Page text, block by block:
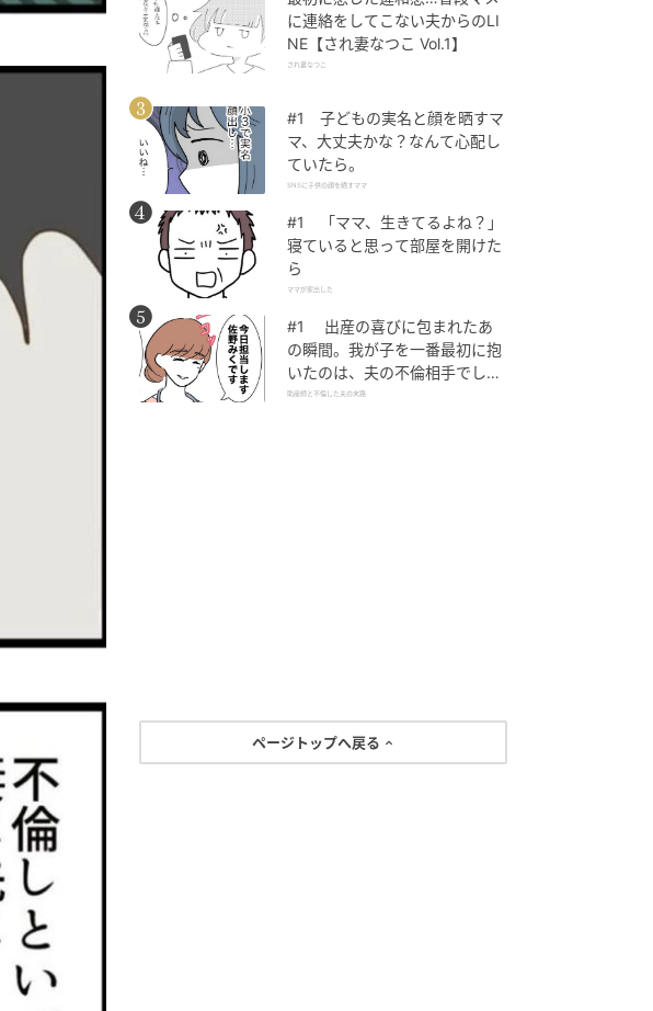
に連絡をしてこない夫からのLI
NE【され妻なつこ Vol.1】
され妻なつこ
#1 子どもの実名と顔を晒すマ
マ、大丈夫かな？なんて心配し
ていたら。
SNSに子供の顔を晒すママ
#1 「ママ、生きてるよね？」
寝ていると思って部屋を開けた
ら
ママが家出した
#1 出産の喜びに包まれたあ
の瞬間。我が子を一番最初に抱
いたのは、夫の不倫相手でし
た。
助産師と不倫した夫の末路
ページトップへ戻る